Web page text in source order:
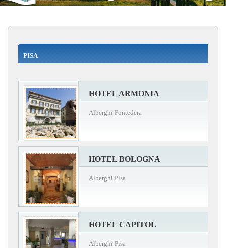
PISA
HOTEL ARMONIA
Alberghi Pontedera
HOTEL BOLOGNA
Alberghi Pisa
HOTEL CAPITOL
Alberghi Pisa